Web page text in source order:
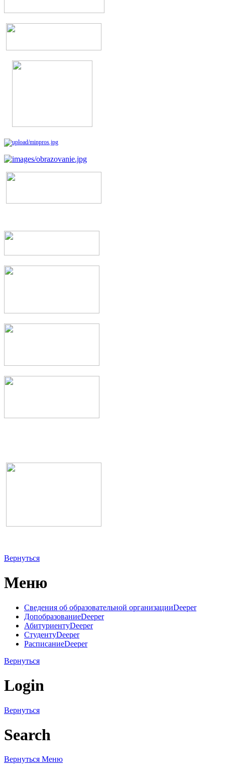
Вернуться
Меню
Сведения об образовательной организацииDeeper
ДопобразованиеDeeper
АбитуриентуDeeper
СтудентуDeeper
РасписаниеDeeper
Вернуться
Login
Вернуться
Search
Вернуться Меню